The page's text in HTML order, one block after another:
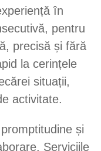
în
pentru
precisă și fără
la cerințele
situații,
activitate.
și
Serviciile